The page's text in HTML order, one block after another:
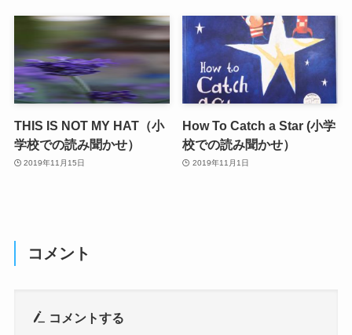
THIS IS NOT MY HAT（小
学校での読み聞かせ）
2019年11月15日
How To Catch a Star (小学
校での読み聞かせ）
2019年11月1日
コメント
コメントする